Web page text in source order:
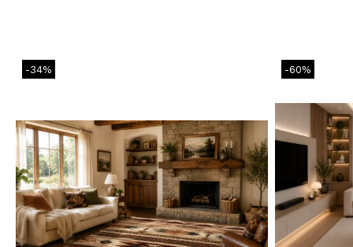
-34% -60%